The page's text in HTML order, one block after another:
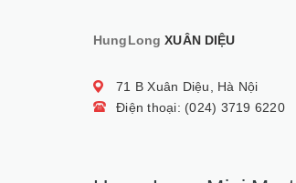
HungLong XUÂN DIỆU
71 B Xuân Diệu, Hà Nội
Điện thoại: (024) 3719 6220